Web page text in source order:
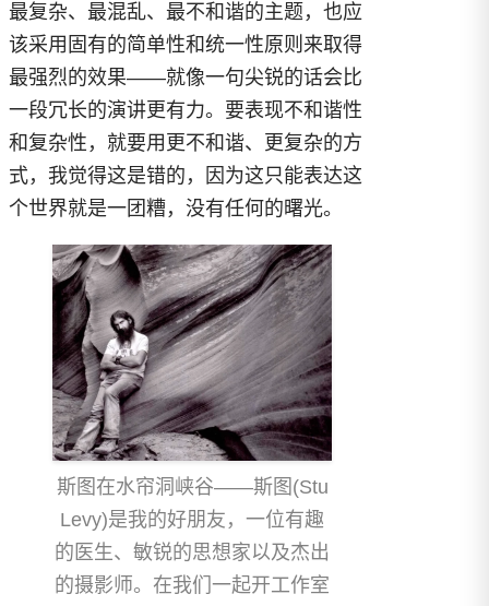
最复杂、最混乱、最不和谐的主题，也应
该采用固有的简单性和统一性原则来取得
最强烈的效果——就像一句尖锐的话会比
一段冗长的演讲更有力。要表现不和谐性
和复杂性，就要用更不和谐、更复杂的方
式，我觉得这是错的，因为这只能表达这
个世界就是一团糟，没有任何的曙光。
斯图在水帘洞峡谷——斯图(Stu
Levy)是我的好朋友，一位有趣
的医生、敏锐的思想家以及杰出
的摄影师。在我们一起开工作室